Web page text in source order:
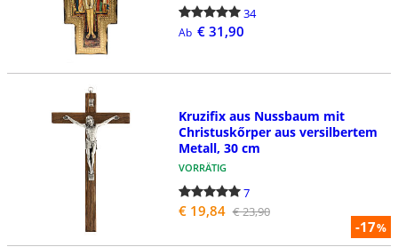
34
Ab € 31,90
-17%
Kruzifix aus Nussbaum mit
Christuskőrper aus versilbertem
Metall, 30 cm
VORRÄTIG
7
€ 19,84 € 23,90